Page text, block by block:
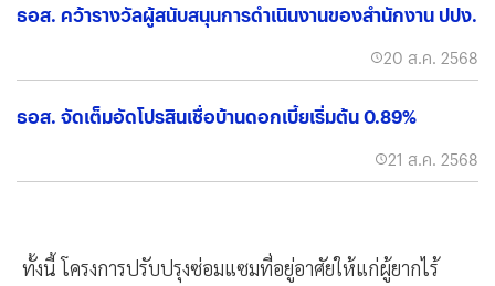
ธอส. คว้ารางวัลผู้สนับสนุนการดำเนินงานของสำนักงาน ปปง.
20 ส.ค. 2568
ธอส. จัดเต็มอัดโปรสินเชื่อบ้านดอกเบี้ยเริ่มต้น 0.89%
21 ส.ค. 2568
ทั้งนี้ โครงการปรับปรุงซ่อมแซมที่อยู่อาศัยให้แก่ผู้ยากไร้